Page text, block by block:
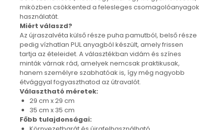
Fülbevaló
Karperec
Ékszer szett
Fa ékszerek
Nyaklánc / Medál
Fülbevaló
Ékszer szett
Karperec
Fémmentes ékszerek
Karperec
miközben csökkented a felesleges csomagolóanyagok
használatát.
Miért válaszd?
Az újraszalvéta külső része puha pamutból, belső része
pedig vízhatlan PUL anyagból készült, amely frissen
tartja az ételeidet. A választékban vidám és színes
minták várnak rád, amelyek nemcsak praktikusak,
hanem személyre szabhatóak is, így még nagyobb
étvággyal fogyaszthatod az útravalót.
Választható méretek:
29 cm x 29 cm
35 cm x 35 cm
Főbb tulajdonságai: